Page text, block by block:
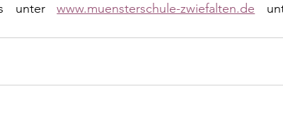
unter www.muensterschule-zwiefalten.de